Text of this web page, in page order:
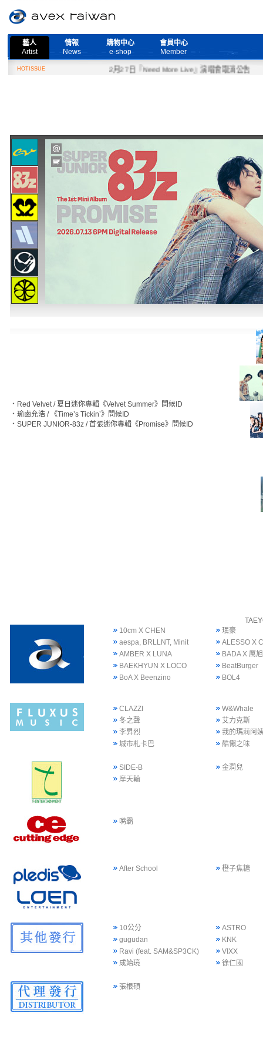
藝人
Artist
情報
News
購物中心
e-shop
會員中心
Member
HOTISSUE 2月27日『Need More Live』演唱會取消公告
‧ Red Velvet / 夏日迷你專輯《Velvet Summer》問候ID
‧ 瑜鹵允浩 / 《Time’s Tickin’》問候ID
‧ SUPER JUNIOR-83z / 首張迷你專輯《Promise》問候ID
10cm X CHEN
珉豪
aespa, BRLLNT, Minit
ALESSO X
AMBER X LUNA
BADA X 厲旭
BAEKHYUN X LOCO
BeatBurger
BoA X Beenzino
BOL4
CLAZZI
W&Whale
冬之聲
艾力克斯
李昇烈
我的瑪莉阿
城市札卡巴
酷懶之味
SIDE-B
金潤兒
摩天輪
嘴霸
After School 橙子焦糖
10公分
ASTRO
gugudan
KNK
Ravi (feat. SAM&SP3CK)
VIXX
成始璄
徐仁國
張根碩